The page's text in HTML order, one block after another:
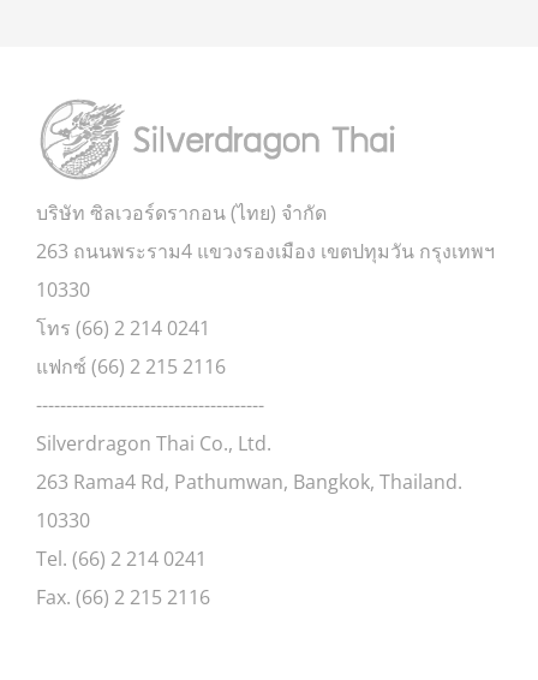
บริษัท ซิลเวอร์ดรากอน (ไทย) จำกัด
263 ถนนพระราม4 แขวงรองเมือง เขตปทุมวัน กรุงเทพฯ
10330
โทร (66) 2 214 0241
แฟกซ์ (66) 2 215 2116
--------------------------------------
Silverdragon Thai Co., Ltd.
263 Rama4 Rd, Pathumwan, Bangkok, Thailand.
10330
Tel. (66) 2 214 0241
Fax. (66) 2 215 2116